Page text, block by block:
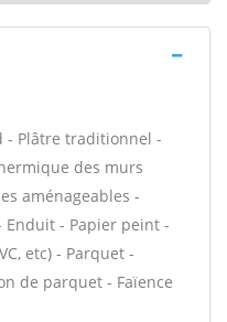
- Plâtre traditionnel -
des murs
aménageables -
Enduit - Papier peint -
etc) - Parquet -
de parquet - Faïence